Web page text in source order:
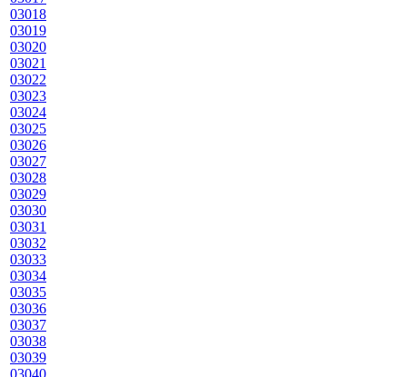
03018
03019
03020
03021
03022
03023
03024
03025
03026
03027
03028
03029
03030
03031
03032
03033
03034
03035
03036
03037
03038
03039
03040